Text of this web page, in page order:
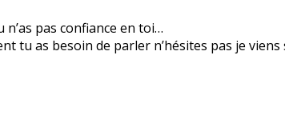
pas confiance en toi…
tu as besoin de parler n’hésites pas je viens